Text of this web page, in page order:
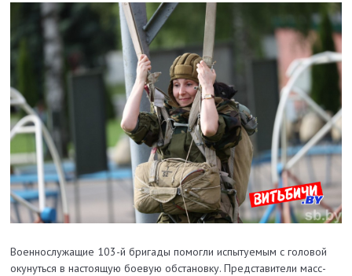
Военнослужащие 103-й бригады помогли испытуемым с головой
окунуться в настоящую боевую обстановку. Представители масс-